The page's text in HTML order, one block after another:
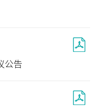
公告